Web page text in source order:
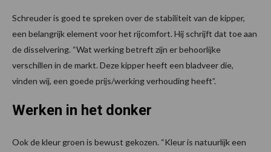
Schreuder is goed te spreken over de stabiliteit van de kipper,
een belangrijk element voor het rijcomfort. Hij schrijft dat toe aan
de disselvering. “Wat werking betreft zijn er behoorlijke
verschillen in de markt. Deze kipper heeft een bladveer die,
vinden wij, een goede prijs/werking verhouding heeft”.
Werken in het donker
Ook de kleur groen is bewust gekozen. “Kleur is natuurlijk een